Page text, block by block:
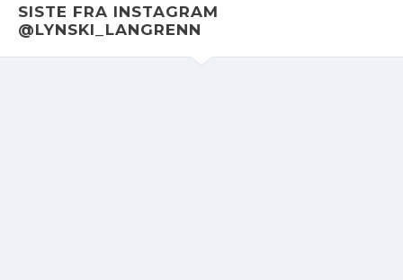
SISTE FRA INSTAGRAM
@LYNSKI_LANGRENN